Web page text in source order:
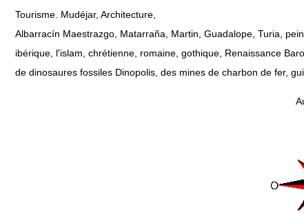
Tourisme. Mudéjar, Architecture,
Albarracín Maestrazgo, Matarraña, Martin, Guadalope, Turia,
ibérique, l'islam, chrétienne, romaine, gothique, Renaissance
de dinosaures fossiles Dinopolis, des mines de charbon de fer,